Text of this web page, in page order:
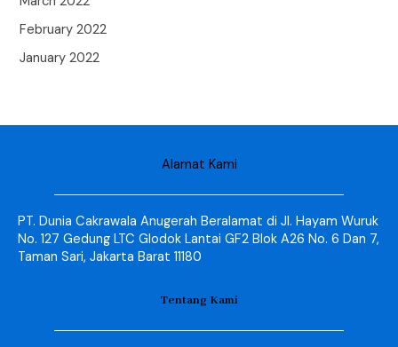
February 2022
January 2022
Alamat Kami
PT. Dunia Cakrawala Anugerah Beralamat di Jl. Hayam Wuruk
No. 127 Gedung LTC Glodok Lantai GF2 Blok A26 No. 6 Dan 7,
Taman Sari, Jakarta Barat 11180
Tentang Kami